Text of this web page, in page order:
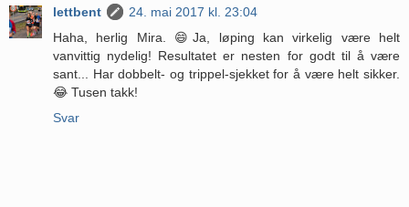
lettbent
24. mai 2017 kl. 23:04
Haha, herlig Mira. 😄Ja, løping kan virkelig være helt
vanvittig nydelig! Resultatet er nesten for godt til å være
sant... Har dobbelt- og trippel-sjekket for å være helt sikker.
😂 Tusen takk!
Svar